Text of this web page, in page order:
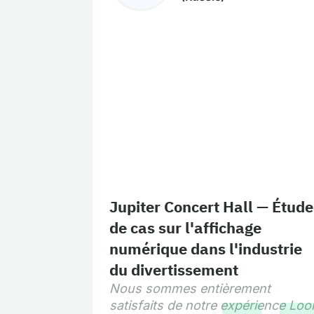
Jupiter Concert Hall — Étude
de cas sur l'affichage
numérique dans l'industrie
du divertissement
Nous sommes entièrement
satisfaits de notre expérience